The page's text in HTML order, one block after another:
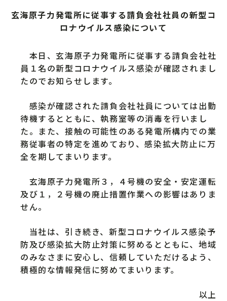
玄海原子力発電所に従事する請負会社社員の新型コ
ロナウイルス感染について
本日、玄海原子力発電所に従事する請負会社社
員１名の新型コロナウイルス感染が確認されまし
たのでお知らせします。
感染が確認された請負会社社員については出勤
待機するとともに、執務室等の消毒を行いまし
た。また、接触の可能性のある発電所構内での業
務従事者の特定を進めており、感染拡大防止に万
全を期してまいります。
玄海原子力発電所３，４号機の安全・安定運転
及び１，２号機の廃止措置作業への影響はありま
せん。
当社は、引き続き、新型コロナウイルス感染予
防及び感染拡大防止対策に努めるとともに、地域
のみなさまに安心し、信頼していただけるよう、
積極的な情報発信に努めてまいります。
以上